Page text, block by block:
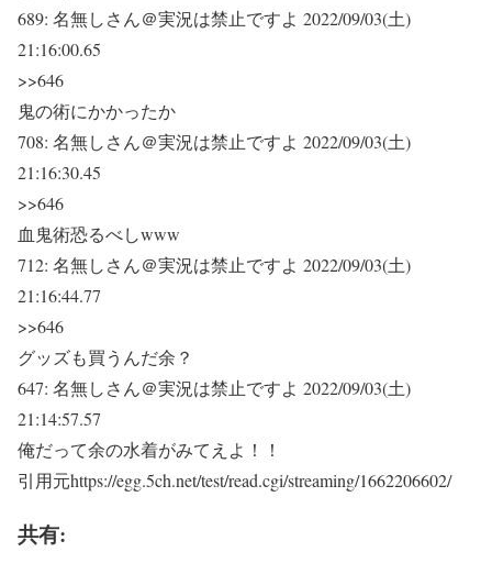
689: 名無しさん＠実況は禁止ですよ 2022/09/03(土)
21:16:00.65
>>646
鬼の術にかかったか
708: 名無しさん＠実況は禁止ですよ 2022/09/03(土)
21:16:30.45
>>646
血鬼術恐るべしwww
712: 名無しさん＠実況は禁止ですよ 2022/09/03(土)
21:16:44.77
>>646
グッズも買うんだ余？
647: 名無しさん＠実況は禁止ですよ 2022/09/03(土)
21:14:57.57
俺だって余の水着がみてえよ！！
引用元https://egg.5ch.net/test/read.cgi/streaming/1662206602/
共有: